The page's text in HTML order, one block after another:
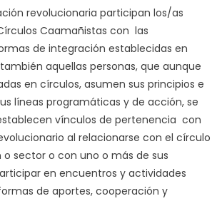
revolucionaria participan los/as
Caamañistas con las
de integración establecidas en
aquellas personas, que aunque
en círculos, asumen sus principios e
líneas programáticas y de acción, se
vínculos de pertenencia con
al relacionarse con el círculo
sector o con uno o más de sus
en encuentros y actividades
de aportes, cooperación y